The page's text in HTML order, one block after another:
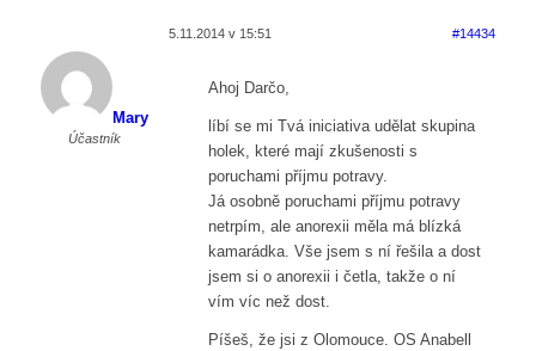
5.11.2014 v 15:51 #14434
Mary
Účastník
Ahoj Darčo,
líbí se mi Tvá iniciativa udělat skupina
holek, které mají zkušenosti s
poruchami příjmu potravy.
Já osobně poruchami příjmu potravy
netrpím, ale anorexii měla má blízká
kamarádka. Vše jsem s ní řešila a dost
jsem si o anorexii i četla, takže o ní
vím víc než dost.
Píšeš, že jsi z Olomouce. OS Anabell